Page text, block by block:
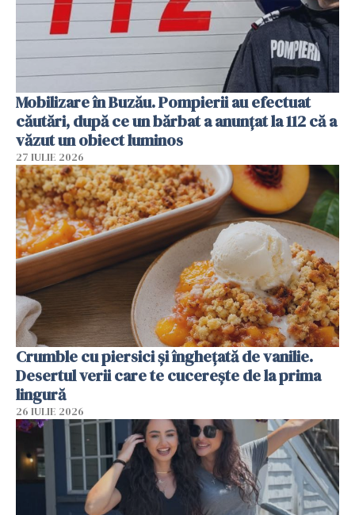
Mobilizare în Buzău. Pompierii au efectuat
căutări, după ce un bărbat a anunțat la 112 că a
văzut un obiect luminos
27 IULIE 2026
Crumble cu piersici și înghețată de vanilie.
Desertul verii care te cucerește de la prima
lingură
26 IULIE 2026